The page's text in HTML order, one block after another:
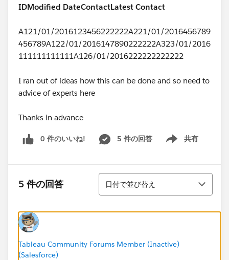
IDModified DateContactLatest Contact
A121/01/2016123456222222A221/01/2016456789
456789A122/01/2016147890222222A323/01/2016
111111111111A126/01/2016222222222222
I ran out of ideas how this can be done and so need to
advice of experts here
Thanks in advance
0 件のいいね! 5 件の回答 共有
Show menu
5 件の回答
並び替え
日付で並び替え
Tableau Community Forums Member (Inactive)
(Salesforce)